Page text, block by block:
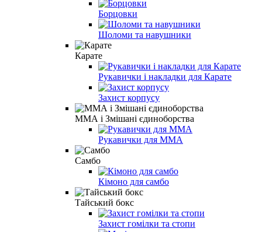
Борцовки
Шоломи та навушники
Карате
Рукавички і накладки для Карате
Захист корпусу
ММА і Змішані єдиноборства
Рукавички для MMA
Самбо
Кімоно для самбо
Тайський бокс
Захист гомілки та стопи